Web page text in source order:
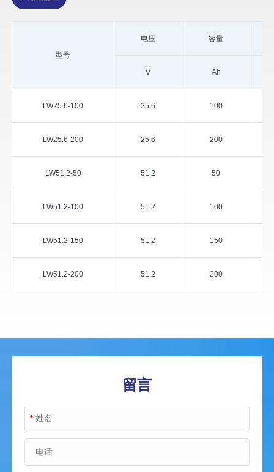
型号
电压 容量
V Ah
LW25.6-100 25.6 100
LW25.6-200 25.6 200
LW51.2-50 51.2 50
LW51.2-100 51.2 100
LW51.2-150 51.2 150
LW51.2-200 51.2 200
留言
*